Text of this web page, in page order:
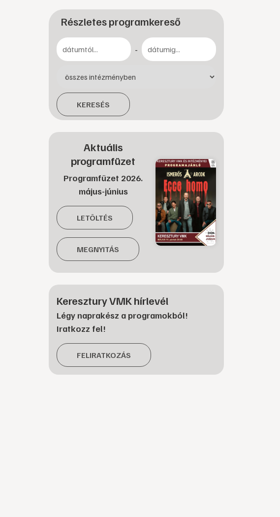
Részletes programkereső
-
KERESÉS
Aktuális
programfüzet
Programfüzet 2026.
május-június
LETÖLTÉS
MEGNYITÁS
Keresztury VMK hírlevél
Légy naprakész a programokból!
Iratkozz fel!
FELIRATKOZÁS